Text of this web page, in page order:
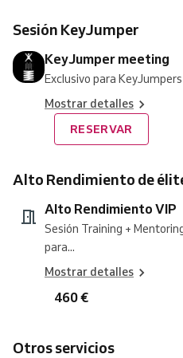
Sesión KeyJumper
KeyJumper meeting
Exclusivo para KeyJumpers
Mostrar detalles
RESERVAR
Alto Rendimiento de
Alto Rendimiento VIP
Sesión Training +
para...
Mostrar detalles
460 €
Otros servicios